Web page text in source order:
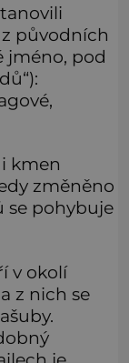
původních
jméno, pod
kmen
změněno
se pohybuje
v okolí
z nich se